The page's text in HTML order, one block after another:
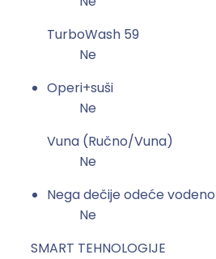
TurboWash 59
Ne
Operi+suši
Ne
Vuna (Ručno/Vuna)
Ne
Nega dečije odeće
Ne
SMART TEHNOLOGIJE